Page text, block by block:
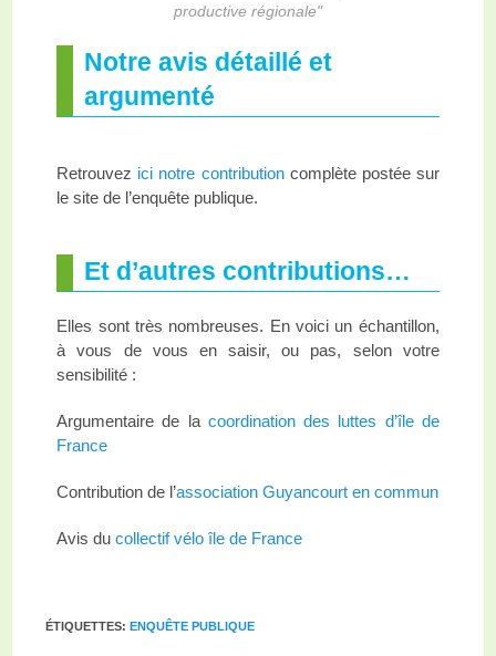
productive régionale"
Notre avis détaillé et
argumenté
Retrouvez ici notre contributioncomplète postée sur
le site de l’enquête publique.
Et d’autres contributions…
Elles sont très nombreuses. En voici un échantillon,
à vous de vous en saisir, ou pas, selon votre
sensibilité :
Argumentaire de la coordination des luttes d’île de
France
Contribution de l’association Guyancourt en commun
Avis ducollectif vélo île de France
ÉTIQUETTES:ENQUÊTE PUBLIQUE